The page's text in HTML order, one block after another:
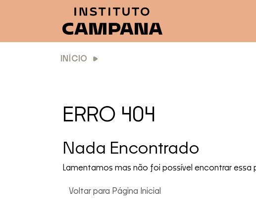
INÍCIO
ERRO 404
Nada Encontrado
Lamentamos mas não foi possível encontrar essa
Voltar para Página Inicial